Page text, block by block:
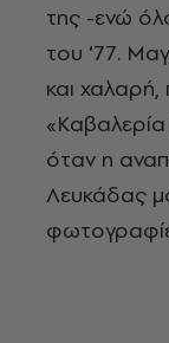
της -ενώ
του ‘77.
και
όταν η
Λευκάδας